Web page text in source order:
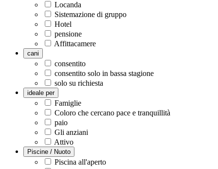
Locanda
Sistemazione di gruppo
Hotel
pensione
Affittacamere
cani
consentito
consentito solo in bassa stagione
solo su richiesta
ideale per
Famiglie
Coloro che cercano pace e tranquillità
paio
Gli anziani
Attivo
Piscine / Nuoto
Piscina all'aperto